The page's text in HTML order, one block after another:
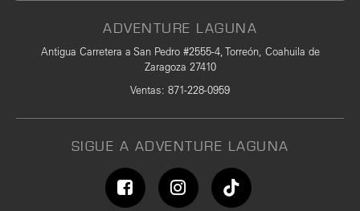
ADVENTURE LAGUNA
Antigua Carretera a San Pedro #2555-4, Torreón, Coahuila de
Zaragoza 27410
Ventas: 871-228-0959
SIGUE A ADVENTURE LAGUNA